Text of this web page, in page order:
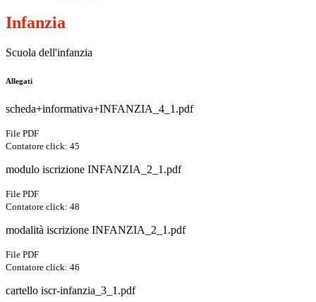
Infanzia
Scuola dell'infanzia
Allegati
scheda+informativa+INFANZIA_4_1.pdf
File PDF
Contatore click: 45
modulo iscrizione INFANZIA_2_1.pdf
File PDF
Contatore click: 48
modalità iscrizione INFANZIA_2_1.pdf
File PDF
Contatore click: 46
cartello iscr-infanzia_3_1.pdf